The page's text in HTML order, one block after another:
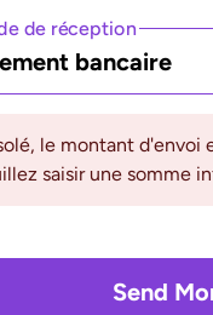
de réception
bancaire
le montant d'envoi
saisir une somme
Send